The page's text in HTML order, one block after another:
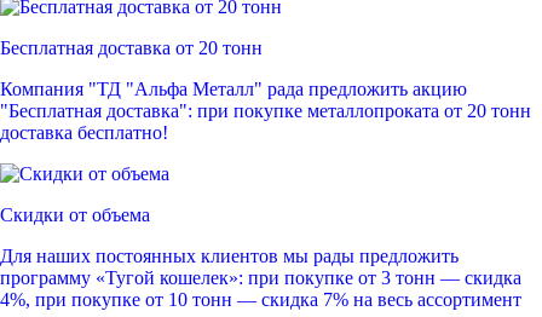
Бесплатная доставка от 20 тонн
Компания "ТД "Альфа Металл" рада предложить акцию
"Бесплатная доставка": при покупке металлопроката от 20 тонн
доставка бесплатно!
Скидки от объема
Для наших постоянных клиентов мы рады предложить
программу «Тугой кошелек»: при покупке от 3 тонн — скидка
4%, при покупке от 10 тонн — скидка 7% на весь ассортимент